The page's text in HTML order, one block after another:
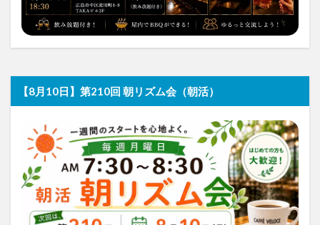
【8月10日】第210回 朝リズム会（朝活）